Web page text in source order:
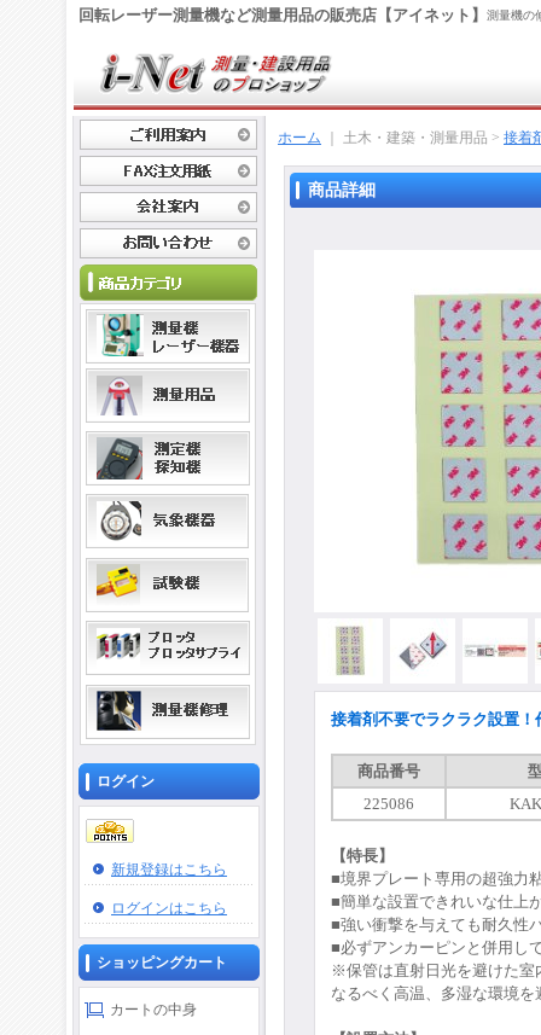
回転レーザー測量機など測量用品の販売店【アイネット】 測量機の
ログイン
新規登録はこちら
ログインはこちら
ショッピングカート
カートの中身
ホーム ｜ 土木・建築・測量用品 > 接着
商品詳細
接着剤不要でラクラク設置！
商品番号
225086
【特長】
■境界プレート専用の超強力
■簡単な設置できれいな仕上
■強い衝撃を与えても耐久性
■必ずアンカーピンと併用し
※保管は直射日光を避けた室
なるべく高温、多湿な環境